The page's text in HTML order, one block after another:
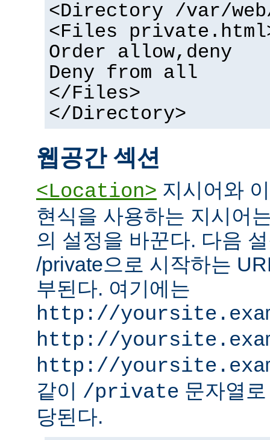
<Directory /var/
<Files
Order allow,deny
Deny from all
</Files>
</Directory>
웹공간 섹션
<Location> 지시어와
현식을 사용하는 지시어
의 설정을 바꾼다. 다음
/private으로 시작하는
부된다. 여기에는
http://
http://
http://
같이 /private 문자열
당된다.